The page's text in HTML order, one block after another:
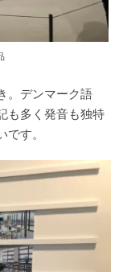
。デンマーク語
も多く発音も独特
す。